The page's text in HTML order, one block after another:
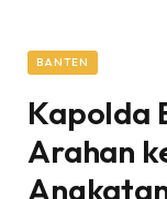
BANTEN
Kapolda
Arahan